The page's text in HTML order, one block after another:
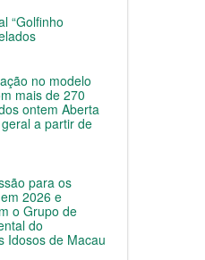
“Golfinho
no modelo
mais de 270
ontem Aberta
a partir de
para os
2026 e
o Grupo de
do
Idosos de Macau